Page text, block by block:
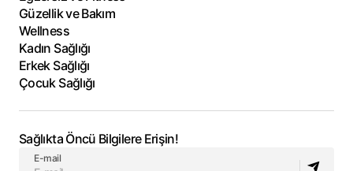
Güzellik ve Bakım
Wellness
Kadın Sağlığı
Erkek Sağlığı
Çocuk Sağlığı
Sağlıkta Öncü Bilgilere Erişin!
E-mail